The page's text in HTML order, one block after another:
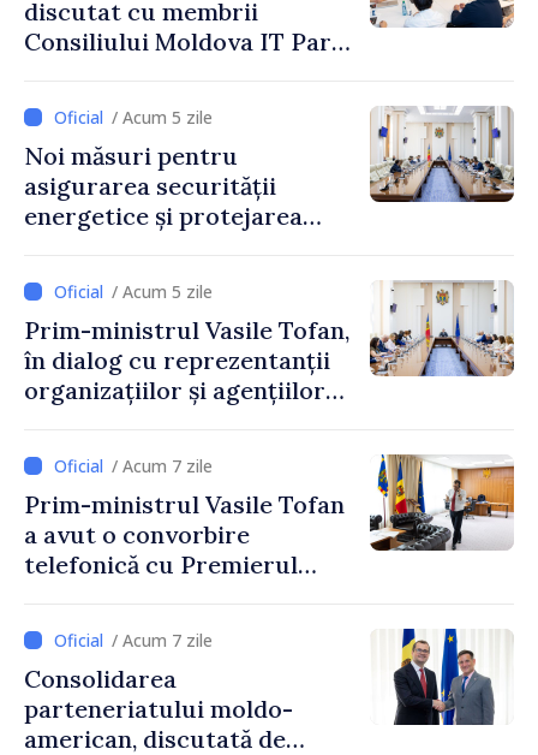
discutat cu membrii
Consiliului Moldova IT Park:
industriei IT”
/ Acum 5 zile
Noi măsuri pentru
asigurarea securității
energetice și protejarea
de CNMC
/ Acum 5 zile
Prim-ministrul Vasile Tofan,
în dialog cu reprezentanții
organizațiilor și agențiilor
Moldova
/ Acum 7 zile
Prim-ministrul Vasile Tofan
a avut o convorbire
telefonică cu Premierul
/ Acum 7 zile
Consolidarea
parteneriatului moldo-
american, discutată de